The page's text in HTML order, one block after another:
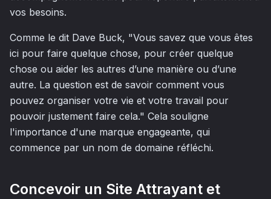
vos besoins.
Comme le dit Dave Buck, "Vous savez que vous êtes
ici pour faire quelque chose, pour créer quelque
chose ou aider les autres d’une manière ou d’une
autre. La question est de savoir comment vous
pouvez organiser votre vie et votre travail pour
pouvoir justement faire cela." Cela souligne
l'importance d'une marque engageante, qui
commence par un nom de domaine réfléchi.
Concevoir un Site Attrayant et